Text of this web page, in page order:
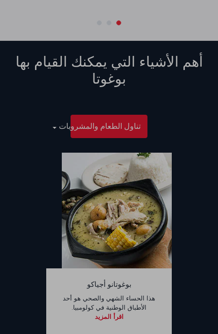
أهم الأشياء التي يمكنك القيام بها
بوغوتا
تناول الطعام والمشروبات
بوغوتانو أجياكو
هذا الحساء الشهي والصحي هو أحد
الأطباق الوطنية في كولومبيا.
اقرأ المزيد